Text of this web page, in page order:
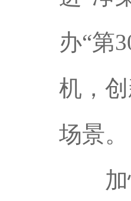
办“第
机，
场景。
加快